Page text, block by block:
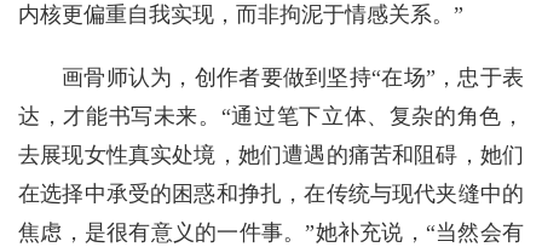
内核更偏重自我实现，而非拘泥于情感关系。”
画骨师认为，创作者要做到坚持“在场”，忠于表
达，才能书写未来。“通过笔下立体、复杂的角色，
去展现女性真实处境，她们遭遇的痛苦和阻碍，她们
在选择中承受的困惑和挣扎，在传统与现代夹缝中的
焦虑，是很有意义的一件事。”她补充说，“当然会有